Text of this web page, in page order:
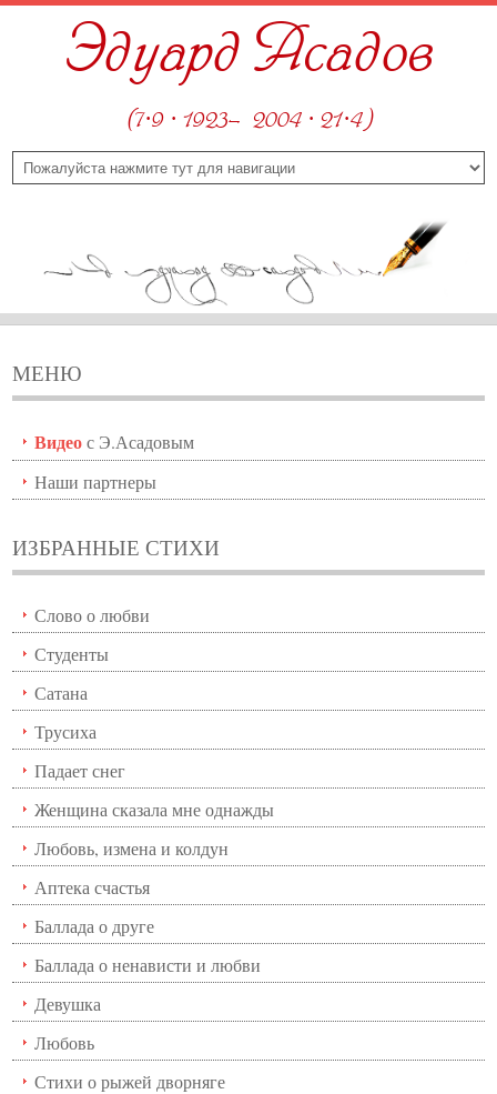
Эдуард Асадов
(7·9 · 1923—2004 · 21·4)
МЕНЮ
Видеос Э.Асадовым
Наши партнеры
ИЗБРАННЫЕ СТИХИ
Слово о любви
Студенты
Сатана
Трусиха
Падает снег
Женщина сказала мне однажды
Любовь, измена и колдун
Аптека счастья
Баллада о друге
Баллада о ненависти и любви
Девушка
Любовь
Стихи о рыжей дворняге